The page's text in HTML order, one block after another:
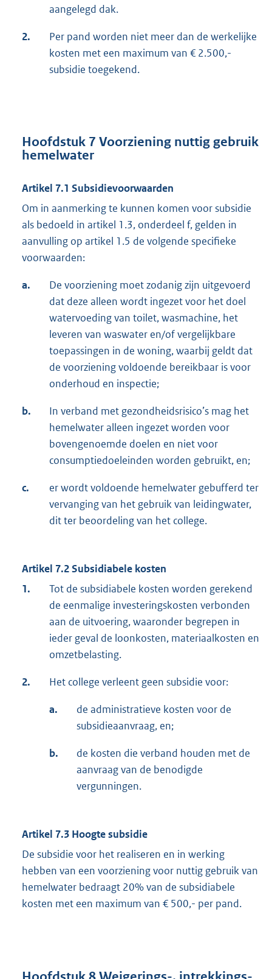
aangelegd dak.
2.
Per pand worden niet meer dan de werkelijke
kosten met een maximum van € 2.500,-
subsidie toegekend.
Hoofdstuk 7 Voorziening nuttig gebruik
hemelwater
Artikel 7.1 Subsidievoorwaarden
Om in aanmerking te kunnen komen voor subsidie
als bedoeld in artikel 1.3, onderdeel f, gelden in
aanvulling op artikel 1.5 de volgende specifieke
voorwaarden:
a.
De voorziening moet zodanig zijn uitgevoerd
dat deze alleen wordt ingezet voor het doel
watervoeding van toilet, wasmachine, het
leveren van waswater en/of vergelijkbare
toepassingen in de woning, waarbij geldt dat
de voorziening voldoende bereikbaar is voor
onderhoud en inspectie;
b.
In verband met gezondheidsrisico’s mag het
hemelwater alleen ingezet worden voor
bovengenoemde doelen en niet voor
consumptiedoeleinden worden gebruikt, en;
c.
er wordt voldoende hemelwater gebufferd ter
vervanging van het gebruik van leidingwater,
dit ter beoordeling van het college.
Artikel 7.2 Subsidiabele kosten
1.
Tot de subsidiabele kosten worden gerekend
de eenmalige investeringskosten verbonden
aan de uitvoering, waaronder begrepen in
ieder geval de loonkosten, materiaalkosten en
omzetbelasting.
2. Het college verleent geen subsidie voor:
a.
de administratieve kosten voor de
subsidieaanvraag, en;
b.
de kosten die verband houden met de
aanvraag van de benodigde
vergunningen.
Artikel 7.3 Hoogte subsidie
De subsidie voor het realiseren en in werking
hebben van een voorziening voor nuttig gebruik van
hemelwater bedraagt 20% van de subsidiabele
kosten met een maximum van € 500,- per pand.